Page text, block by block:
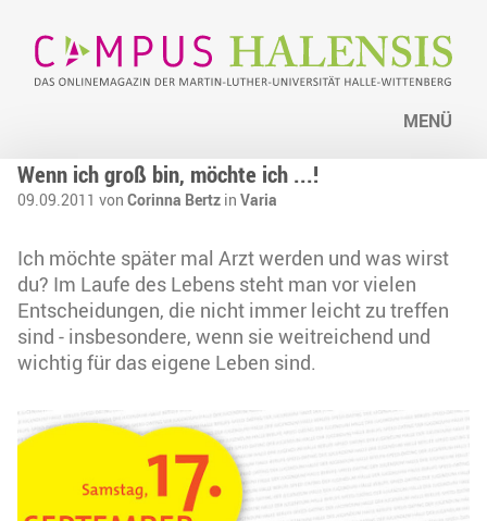
MENÜ
Wenn ich groß bin, möchte ich ...!
09.09.2011 von Corinna Bertz in Varia
Ich möchte später mal Arzt werden und was wirst
du? Im Laufe des Lebens steht man vor vielen
Entscheidungen, die nicht immer leicht zu treffen
sind - insbesondere, wenn sie weitreichend und
wichtig für das eigene Leben sind.